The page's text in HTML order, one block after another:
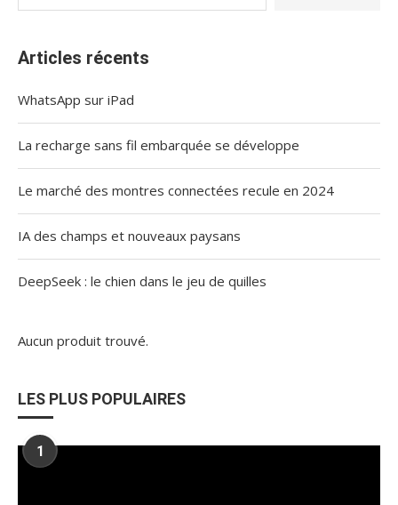
Articles récents
WhatsApp sur iPad
La recharge sans fil embarquée se développe
Le marché des montres connectées recule en 2024
IA des champs et nouveaux paysans
DeepSeek : le chien dans le jeu de quilles
Aucun produit trouvé.
LES PLUS POPULAIRES
1